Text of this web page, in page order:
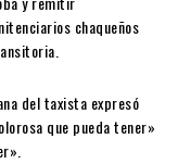
chaqueños
del taxista expresó
que pueda tener»